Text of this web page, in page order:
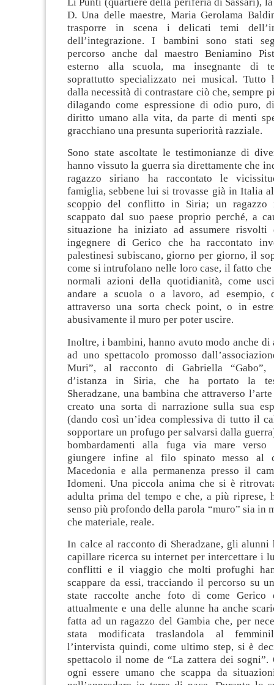
D. Una delle maestre, Maria Gerolama
trasporre in scena i delicati temi
dell’integrazione. I bambini sono stati
percorso anche dal maestro Beniamino
esterno alla scuola, ma insegnante di
soprattutto specializzato nei musical.
dalla necessità di contrastare ciò che, sempre
dilagando come espressione di odio puro,
diritto umano alla vita, da parte di menti
gracchiano una presunta superiorità razziale.
Sono state ascoltate le testimonianze di
hanno vissuto la guerra sia direttamente che
ragazzo siriano ha raccontato le
famiglia, sebbene lui si trovasse già in Italia
scoppio del conflitto in Siria; un ragazzo
scappato dal suo paese proprio perché, a
situazione ha iniziato ad assumere risvolti
ingegnere di Gerico che ha raccontato
palestinesi subiscano, giorno per giorno, il
come si intrufolano nelle loro case, il fatto
normali azioni della quotidianità, come
andare a scuola o a lavoro, ad esempio,
attraverso una sorta check point, o in
abusivamente il muro per poter uscire.
Inoltre, i bambini, hanno avuto modo anche di
ad uno spettacolo promosso
Muri”, al racconto di Gabriella “Gabo”,
d’istanza in Siria, che ha portato la
Sheradzane, una bambina che attraverso
creato una sorta di narrazione sulla sua
(dando così un’idea complessiva di tutto il
sopportare un profugo per salvarsi dalla
bombardamenti alla fuga via mare
giungere infine al filo spinato messo al
Macedonia e alla permanenza presso il
Idomeni. Una piccola anima che si è
adulta prima del tempo e che, a più riprese,
senso più profondo della parola “muro” sia in
che materiale, reale.
In calce al racconto di Sheradzane, gli alunni
capillare ricerca su internet per intercettare i
conflitti e il viaggio che molti profughi
scappare da essi, tracciando il percorso su
state raccolte anche foto di come Gerico
attualmente e una delle alunne ha anche
fatta ad un ragazzo del Gambia che, per
stata modificata traslandola al
l’intervista quindi, come ultimo step, si è
spettacolo il nome de “La zattera dei sogni”.
ogni essere umano che scappa da